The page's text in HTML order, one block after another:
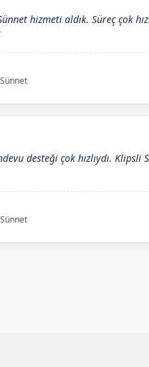
hizmeti aldık. Süreç çok
desteği çok hızlıydı. Klipsli